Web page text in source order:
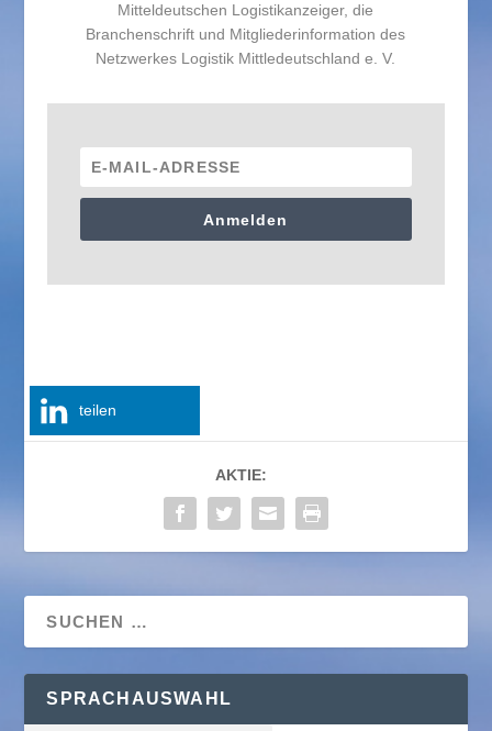
Mitteldeutschen Logistikanzeiger, die
Branchenschrift und Mitgliederinformation des
Netzwerkes Logistik Mittledeutschland e. V.
Anmelden
teilen
AKTIE:
SPRACHAUSWAHL